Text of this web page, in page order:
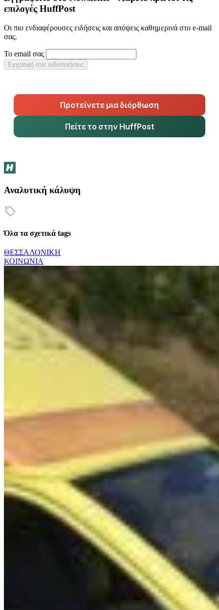
επιλογές HuffPost
Οι πιο ενδιαφέρουσες ειδήσεις και απόψεις καθημερινά στο e-mail
σας.
Το email σας
Εγγραφή στις ειδοποιήσεις
Προτείνετε μια διόρθωση
Πείτε το στην HuffPost
Αναλυτική κάλυψη
Όλα τα σχετικά tags
ΘΕΣΣΑΛΟΝΙΚΗ
ΚΟΙΝΩΝΙΑ